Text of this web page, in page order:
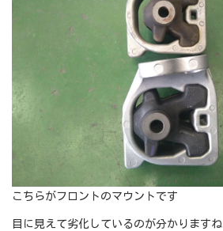
こちらがフロントのマウントです
目に見えて劣化しているのが分かりますね